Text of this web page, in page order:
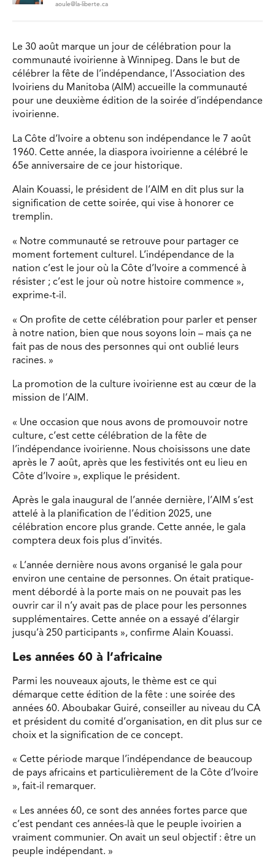
aoule@la-liberte.ca
Le 30 août marque un jour de célébration pour la
communauté ivoirienne à Winnipeg. Dans le but de
célébrer la fête de l’indépendance, l’Association des
Ivoiriens du Manitoba (AIM) accueille la communauté
pour une deuxième édition de la soirée d’indépendance
ivoirienne.
La Côte d’Ivoire a obtenu son indépendance le 7 août
1960. Cette année, la diaspora ivoirienne a célébré le
65e anniversaire de ce jour historique.
Alain Kouassi, le président de l’AIM en dit plus sur la
signification de cette soirée, qui vise à honorer ce
tremplin.
« Notre communauté se retrouve pour partager ce
moment fortement culturel. L’indépendance de la
nation c’est le jour où la Côte d’Ivoire a commencé à
résister ; c’est le jour où notre histoire commence »,
exprime-t-il.
« On profite de cette célébration pour parler et penser
à notre nation, bien que nous soyons loin – mais ça ne
fait pas de nous des personnes qui ont oublié leurs
racines. »
La promotion de la culture ivoirienne est au cœur de la
mission de l’AIM.
« Une occasion que nous avons de promouvoir notre
culture, c’est cette célébration de la fête de
l’indépendance ivoirienne. Nous choisissons une date
après le 7 août, après que les festivités ont eu lieu en
Côte d’Ivoire », explique le président.
Après le gala inaugural de l’année dernière, l’AIM s’est
attelé à la planification de l’édition 2025, une
célébration encore plus grande. Cette année, le gala
comptera deux fois plus d’invités.
« L’année dernière nous avons organisé le gala pour
environ une centaine de personnes. On était pratique-
ment débordé à la porte mais on ne pouvait pas les
ouvrir car il n’y avait pas de place pour les personnes
supplémentaires. Cette année on a essayé d’élargir
jusqu’à 250 participants », confirme Alain Kouassi.
Les années 60 à l’africaine
Parmi les nouveaux ajouts, le thème est ce qui
démarque cette édition de la fête : une soirée des
années 60. Aboubakar Guiré, conseiller au niveau du CA
et président du comité d’organisation, en dit plus sur ce
choix et la signification de ce concept.
« Cette période marque l’indépendance de beaucoup
de pays africains et particulièrement de la Côte d’Ivoire
», fait-il remarquer.
« Les années 60, ce sont des années fortes parce que
c’est pendant ces années-là que le peuple ivoirien a
vraiment communier. On avait un seul objectif : être un
peuple indépendant. »